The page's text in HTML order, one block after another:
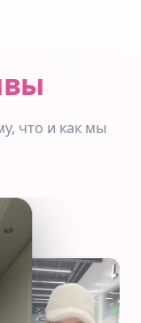
что и как мы